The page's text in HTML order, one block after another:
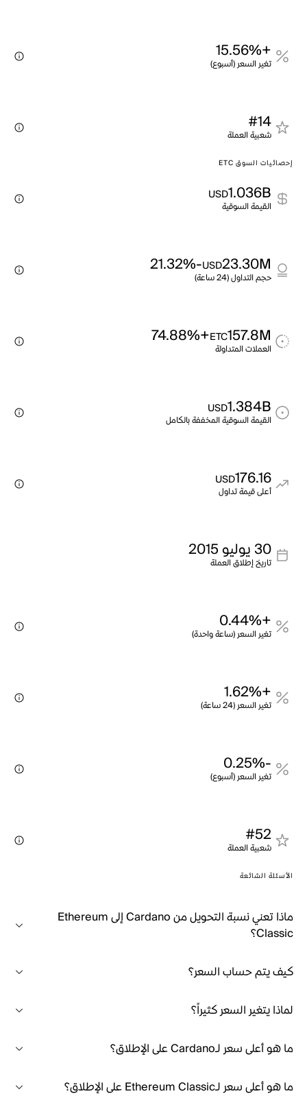
+15.56%
تغير السعر (أسبوع)
#14
شعبية العملة
إحصائيات السوق ETC
1.036B
USD
القيمة السوقية
23.30M
USD
-21.32%
حجم التداول (24 ساعة)
157.8M
ETC
+74.88%
العملات المتداولة
1.384B
USD
القيمة السوقية المخففة بالكامل
176.16
USD
أعلى قيمة تداول
30 يوليو 2015
تاريخ إطلاق العملة
+0.44%
تغير السعر (ساعة واحدة)
+1.62%
تغير السعر (24 ساعة)
-0.25%
تغير السعر (أسبوع)
#52
شعبية العملة
الأسئلة الشائعة
ماذا تعني نسبة التحويل من Cardano إلى Ethereum
Classic؟
كيف يتم حساب السعر؟
لماذا يتغير السعر كثيراً؟
ما هو أعلى سعر لـCardano على الإطلاق؟
ما هو أعلى سعر لـEthereum Classic على الإطلاق؟